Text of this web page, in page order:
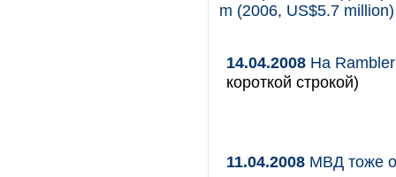
m (2006, US$5.7 million)
14.04.2008 На
короткой строкой)
11.04.2008 МВД тоже